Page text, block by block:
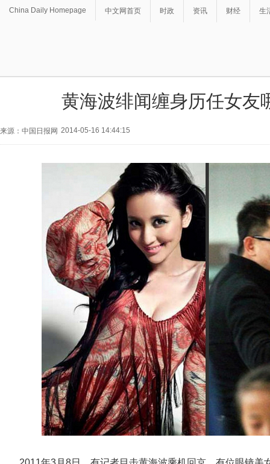
China Daily Homepage 中文网首页 时政 资讯 财经 生
黄海波绯闻缠身历任女友
来源：中国日报网 2014-05-16 14:44:15